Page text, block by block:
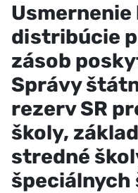
distribúcie
zásob
Správy
rezerv SR
školy,
stredné
špeciálnych